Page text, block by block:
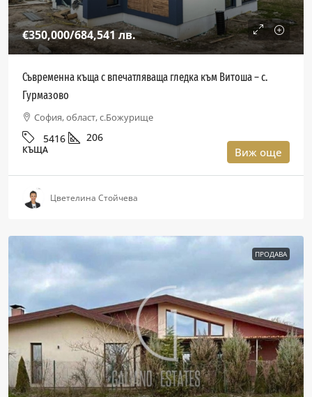
€350,000/684,541 лв.
Съвременна къща с впечатляваща гледка към Витоша – с.
Гурмазово
София, област, с.Божурище
5416 206
КЪЩА Виж още
Цветелина Стойчева
ПРОДАВА